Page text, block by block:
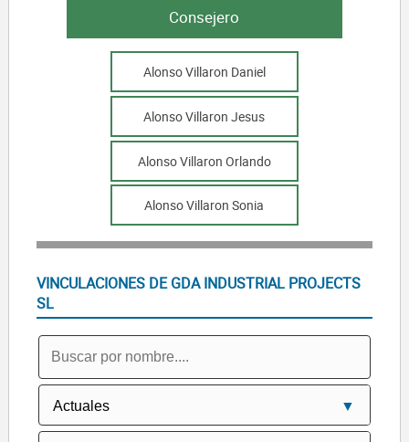
Consejero
Alonso Villaron Daniel
Alonso Villaron Jesus
Alonso Villaron Orlando
Alonso Villaron Sonia
VINCULACIONES DE GDA INDUSTRIAL PROJECTS
SL